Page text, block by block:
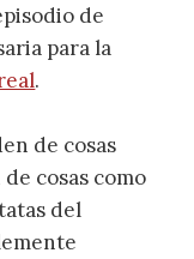
de
para la
.
de cosas
cosas como
del